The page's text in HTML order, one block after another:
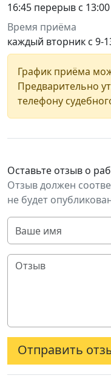
16:45 перерыв с
Время приёма
каждый вторник с 9-
График приёма
Предварительно
телефону
Оставьте отзыв о
Отзыв должен
не будет
Отправить